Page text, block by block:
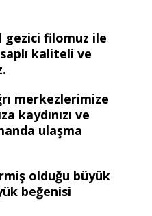
gezici filomuz ile
kaliteli ve
merkezlerimize
kaydınızı ve
ulaşma
olduğu büyük
beğenisi